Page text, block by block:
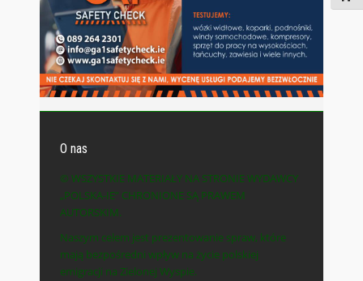
O nas
© WSZYSTKIE MATERIAŁY NA STRONIE WYDAWCY
„POLSKA-IE” CHRONIONE SĄ PRAWEM
AUTORSKIM.
Naszym celem jest prezentowanie spraw, które
mają bezpośredni wpływ na życie polskiej
emigracji na Zielonej Wyspie.